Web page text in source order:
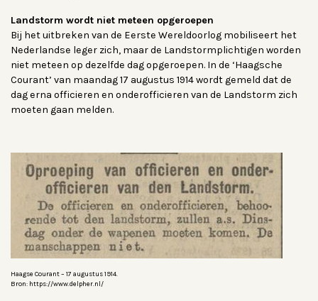
Landstorm wordt niet meteen opgeroepen
Bij het uitbreken van de Eerste Wereldoorlog mobiliseert het
Nederlandse leger zich, maar de Landstormplichtigen worden
niet meteen op dezelfde dag opgeroepen. In de ‘Haagsche
Courant’ van maandag 17 augustus 1914 wordt gemeld dat de
dag erna officieren en onderofficieren van de Landstorm zich
moeten gaan melden.
Haagse Courant – 17 augustus 1914.
Bron: https://www.delpher.nl/